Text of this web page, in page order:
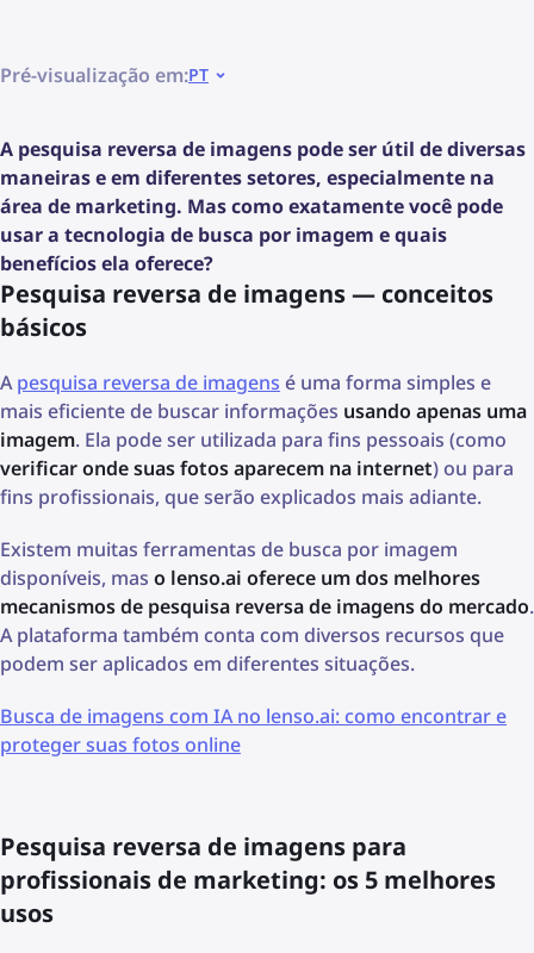
Pré-visualização em:PT
A pesquisa reversa de imagens pode ser útil de diversas
maneiras e em diferentes setores, especialmente na
área de marketing. Mas como exatamente você pode
usar a tecnologia de busca por imagem e quais
benefícios ela oferece?
Pesquisa reversa de imagens — conceitos
básicos
Apesquisa reversa de imagens é uma forma simples e
mais eficiente de buscar informações usando apenas uma
imagem. Ela pode ser utilizada para fins pessoais (como
verificar onde suas fotos aparecem na internet) ou para
fins profissionais, que serão explicados mais adiante.
Existem muitas ferramentas de busca por imagem
disponíveis, mas o lenso.ai oferece um dos melhores
mecanismos de pesquisa reversa de imagens do mercado.
A plataforma também conta com diversos recursos que
podem ser aplicados em diferentes situações.
Busca de imagens com IA no lenso.ai: como encontrar e
proteger suas fotos online
Pesquisa reversa de imagens para
profissionais de marketing: os 5 melhores
usos